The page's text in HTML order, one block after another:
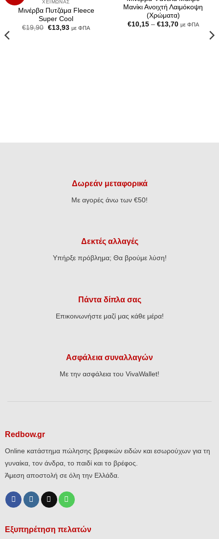
ΧΕΙΜΏΝΑΣ
Μινέρβα Πυτζάμα Fleece
Super Cool
€19,90 Original
€13,93Ημε ΦΠΑ
Μανίκι Ανοιχτή Λαιμόκοψη
(Χρώματα)
€10,15 – €13,70Price
με ΦΠΑ
Δωρεάν μεταφορικά
Με αγορές άνω των €50!
Δεκτές αλλαγές
Υπήρξε πρόβλημα; Θα βρούμε λύση!
Πάντα δίπλα σας
Επικοινωνήστε μαζί μας κάθε μέρα!
Ασφάλεια συναλλαγών
Με την ασφάλεια του VivaWallet!
Redbow.gr
Online κατάστημα πώλησης βρεφικών ειδών και εσωρούχων για τη
γυναίκα, τον άνδρα, το παιδί και το βρέφος.
Άμεση αποστολή σε όλη την Ελλάδα.
Εξυπηρέτηση πελατών